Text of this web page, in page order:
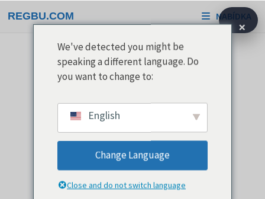
na
REGBU.COM NABÍDKA
×
We've detected you might be
speaking a different language. Do
you want to change to:
English
Change Language
Close and do not switch language